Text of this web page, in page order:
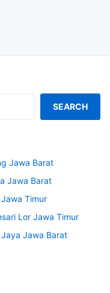
SEARCH
Jawa Barat
Jawa Barat
Timur
Lor Jawa Timur
Jawa Barat